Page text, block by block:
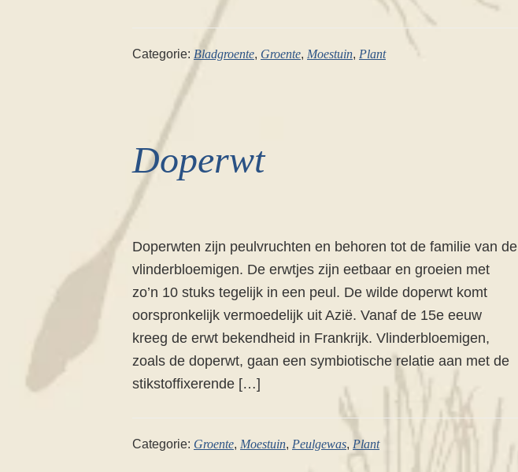
Categorie: Bladgroente, Groente, Moestuin, Plant
Doperwt
Doperwten zijn peulvruchten en behoren tot de familie van de
vlinderbloemigen. De erwtjes zijn eetbaar en groeien met
zo’n 10 stuks tegelijk in een peul. De wilde doperwt komt
oorspronkelijk vermoedelijk uit Azië. Vanaf de 15e eeuw
kreeg de erwt bekendheid in Frankrijk. Vlinderbloemigen,
zoals de doperwt, gaan een symbiotische relatie aan met de
stikstoffixerende […]
Categorie: Groente, Moestuin, Peulgewas, Plant